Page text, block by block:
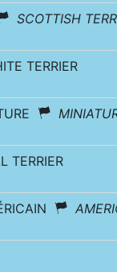
SCOTTISH
TERRIER
TERRIER